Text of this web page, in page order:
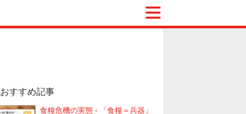
おすすめ記事
食糧危機の実態 - 「食糧＝兵器」